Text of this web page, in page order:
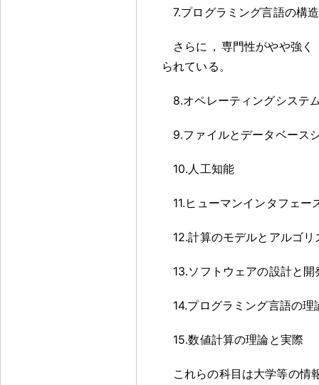
7.プログラミング言語の構造
さらに ， 専門性がやや強く
られている 。
8.オペレーティングシステ
9.ファイルとデータベース
10.人工知能
11.ヒューマンインタフェー
12.計算のモデルとアルゴリ
13.ソフトウェアの設計と開
14.プログラミング言語の理
15.数値計算の理論と実際
これらの科目は大学等の情